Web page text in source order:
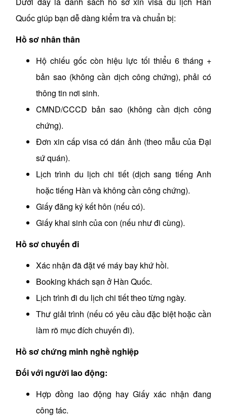
Quốc giúp bạn dễ dàng kiểm tra và chuẩn bị:
Hồ sơ nhân thân
Hộ chiếu gốc còn hiệu lực tối thiểu 6 tháng +
bản sao (không cần dịch công chứng), phải có
thông tin nơi sinh.
CMND/CCCD bản sao (không cần dịch công
chứng).
Đơn xin cấp visa có dán ảnh (theo mẫu của Đại
sứ quán).
Lịch trình du lịch chi tiết (dịch sang tiếng Anh
hoặc tiếng Hàn và không cần công chứng).
Giấy đăng ký kết hôn (nếu có).
Giấy khai sinh của con (nếu như đi cùng).
Hồ sơ chuyến đi
Xác nhận đã đặt vé máy bay khứ hồi.
Booking khách sạn ở Hàn Quốc.
Lịch trình đi du lịch chi tiết theo từng ngày.
Thư giải trình (nếu có yêu cầu đặc biệt hoặc cần
làm rõ mục đích chuyến đi).
Hồ sơ chứng minh nghề nghiệp
Đối với người lao động:
Hợp đồng lao động hay Giấy xác nhận đang
công tác.